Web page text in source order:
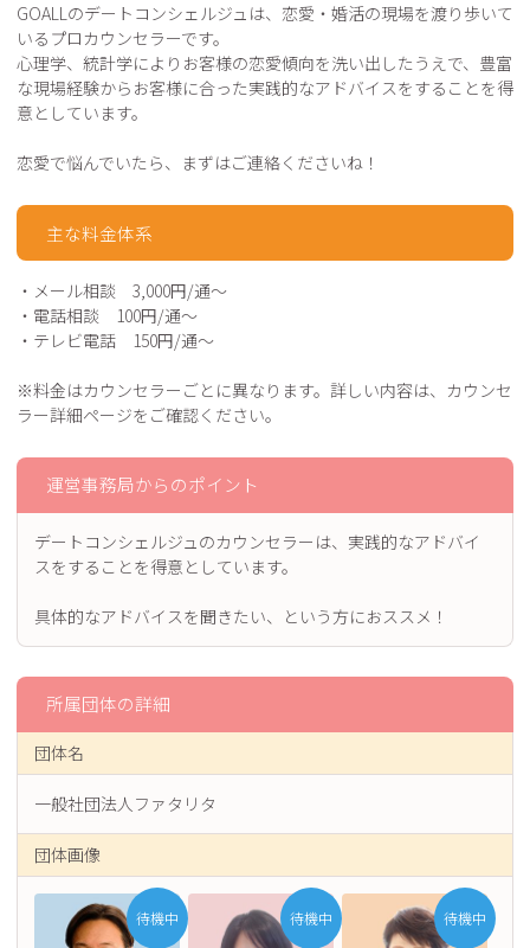
GOALLのデートコンシェルジュは、恋愛・婚活の現場を渡り歩いて
いるプロカウンセラーです。
心理学、統計学によりお客様の恋愛傾向を洗い出したうえで、豊富
な現場経験からお客様に合った実践的なアドバイスをすることを得
意としています。
恋愛で悩んでいたら、まずはご連絡くださいね！
主な料金体系
・メール相談 3,000円/通～
・電話相談 100円/通～
・テレビ電話 150円/通～
※料金はカウンセラーごとに異なります。詳しい内容は、カウンセ
ラー詳細ページをご確認ください。
運営事務局からのポイント
デートコンシェルジュのカウンセラーは、実践的なアドバイ
スをすることを得意としています。
具体的なアドバイスを聞きたい、という方におススメ！
所属団体の詳細
団体名
一般社団法人ファタリタ
団体画像
待機中 待機中 待機中